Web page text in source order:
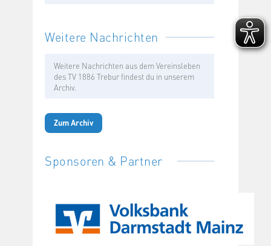
Weitere Nachrichten
Weitere Nachrichten aus dem Vereinsleben
des TV 1886 Trebur findest du in unserem
Archiv.
Zum Archiv
Sponsoren & Partner